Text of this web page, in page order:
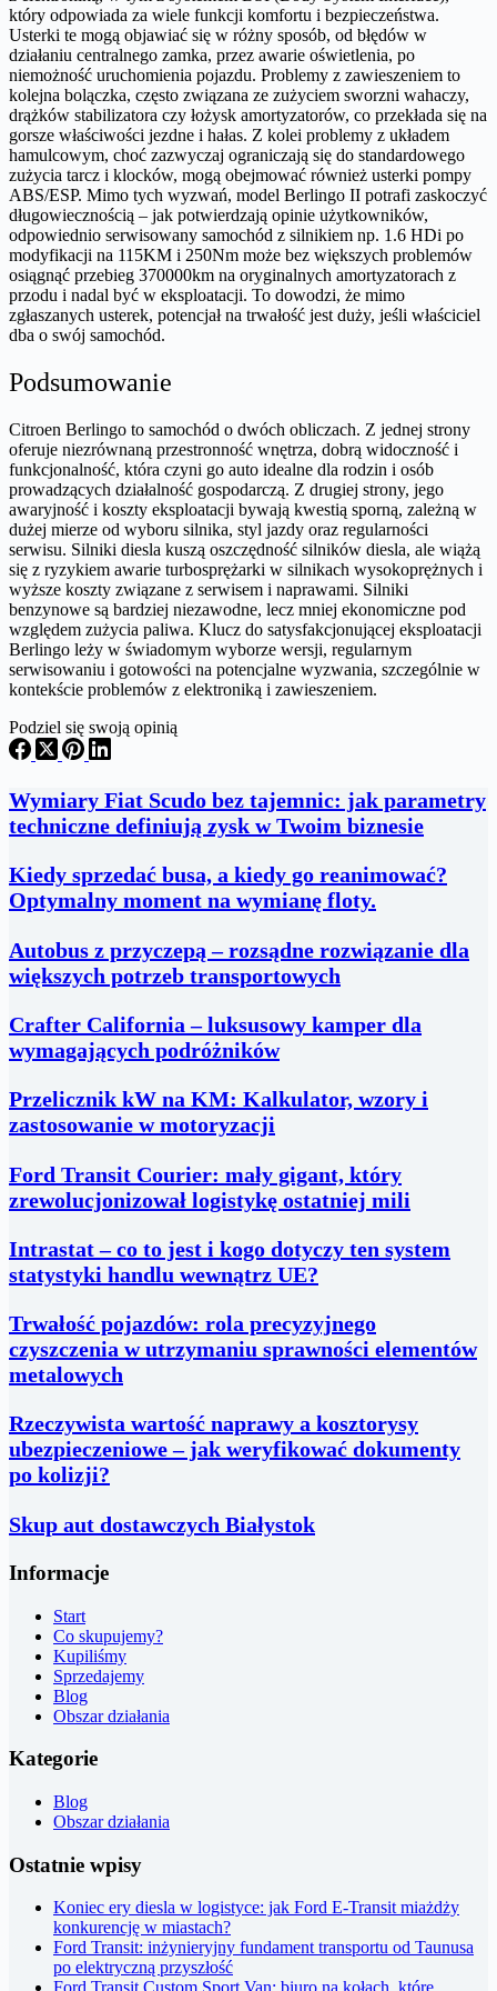
który odpowiada za wiele funkcji komfortu i bezpieczeństwa.
Usterki te mogą objawiać się w różny sposób, od błędów w
działaniu centralnego zamka, przez awarie oświetlenia, po
niemożność uruchomienia pojazdu. Problemy z zawieszeniem to
kolejna bolączka, często związana ze zużyciem sworzni wahaczy,
drążków stabilizatora czy łożysk amortyzatorów, co przekłada się na
gorsze właściwości jezdne i hałas. Z kolei problemy z układem
hamulcowym, choć zazwyczaj ograniczają się do standardowego
zużycia tarcz i klocków, mogą obejmować również usterki pompy
ABS/ESP. Mimo tych wyzwań, model Berlingo II potrafi zaskoczyć
długowiecznością – jak potwierdzają opinie użytkowników,
odpowiednio serwisowany samochód z silnikiem np. 1.6 HDi po
modyfikacji na 115KM i 250Nm może bez większych problemów
osiągnąć przebieg 370000km na oryginalnych amortyzatorach z
przodu i nadal być w eksploatacji. To dowodzi, że mimo
zgłaszanych usterek, potencjał na trwałość jest duży, jeśli właściciel
dba o swój samochód.
Podsumowanie
Citroen Berlingo to samochód o dwóch obliczach. Z jednej strony
oferuje niezrównaną przestronność wnętrza, dobrą widoczność i
funkcjonalność, która czyni go auto idealne dla rodzin i osób
prowadzących działalność gospodarczą. Z drugiej strony, jego
awaryjność i koszty eksploatacji bywają kwestią sporną, zależną w
dużej mierze od wyboru silnika, styl jazdy oraz regularności
serwisu. Silniki diesla kuszą oszczędność silników diesla, ale wiążą
się z ryzykiem awarie turbosprężarki w silnikach wysokoprężnych i
wyższe koszty związane z serwisem i naprawami. Silniki
benzynowe są bardziej niezawodne, lecz mniej ekonomiczne pod
względem zużycia paliwa. Klucz do satysfakcjonującej eksploatacji
Berlingo leży w świadomym wyborze wersji, regularnym
serwisowaniu i gotowości na potencjalne wyzwania, szczególnie w
kontekście problemów z elektroniką i zawieszeniem.
Podziel się swoją opinią
Wymiary Fiat Scudo bez tajemnic: jak parametry
techniczne definiują zysk w Twoim biznesie
Kiedy sprzedać busa, a kiedy go reanimować?
Optymalny moment na wymianę floty.
Autobus z przyczepą – rozsądne rozwiązanie dla
większych potrzeb transportowych
Crafter California – luksusowy kamper dla
wymagających podróżników
Przelicznik kW na KM: Kalkulator, wzory i
zastosowanie w motoryzacji
Ford Transit Courier: mały gigant, który
zrewolucjonizował logistykę ostatniej mili
Intrastat – co to jest i kogo dotyczy ten system
statystyki handlu wewnątrz UE?
Trwałość pojazdów: rola precyzyjnego
czyszczenia w utrzymaniu sprawności elementów
metalowych
Rzeczywista wartość naprawy a kosztorysy
ubezpieczeniowe – jak weryfikować dokumenty
po kolizji?
Skup aut dostawczych Białystok
Informacje
Start
Co skupujemy?
Kupiliśmy
Sprzedajemy
Blog
Obszar działania
Kategorie
Blog
Obszar działania
Ostatnie wpisy
Koniec ery diesla w logistyce: jak Ford E-Transit miażdży
konkurencję w miastach?
Ford Transit: inżynieryjny fundament transportu od Taunusa
po elektryczną przyszłość